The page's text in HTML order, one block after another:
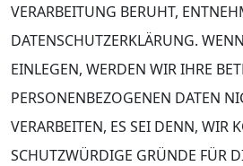
VERARBEITUNG BERUHT,
DATENSCHUTZERKLÄRUNG.
EINLEGEN, WERDEN WIR IHRE
PERSONENBEZOGENEN DATEN
VERARBEITEN, ES SEI DENN, WIR
SCHUTZWÜRDIGE GRÜNDE FÜR